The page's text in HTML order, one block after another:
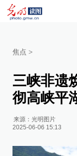
焦点 >
三峡非遗
彻高峡平
来源：光明图片
2025-06-06 15:13